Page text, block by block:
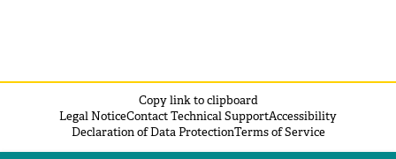
Copy link to clipboard
Legal NoticeContact Technical SupportAccessibility
Declaration of Data ProtectionTerms of Service